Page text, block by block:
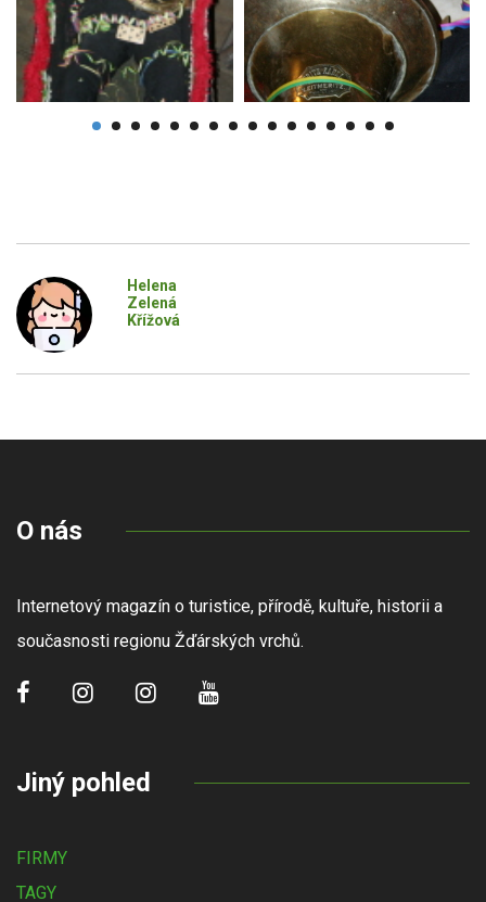
Helena
Zelená
Křížová
O nás
Internetový magazín o turistice, přírodě, kultuře, historii a
současnosti regionu Žďárských vrchů.
Jiný pohled
FIRMY
TAGY